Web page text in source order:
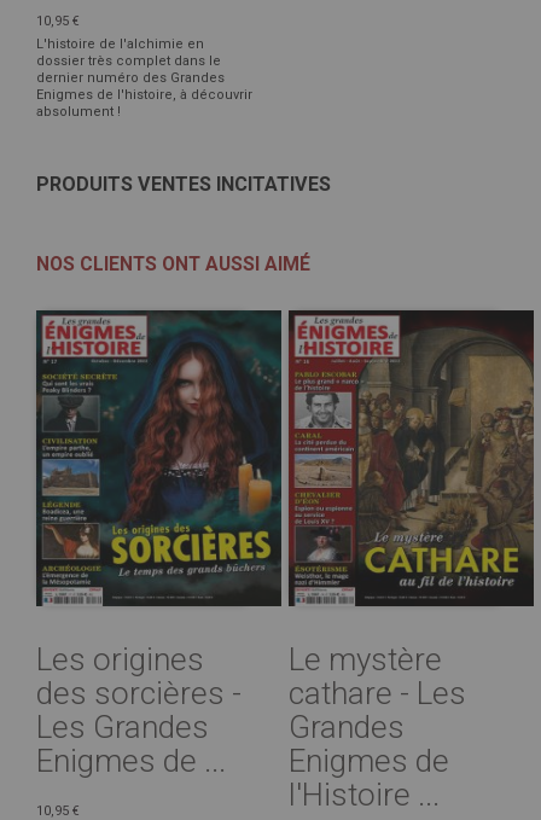
10,95 €
L'histoire de l'alchimie en
dossier très complet dans le
dernier numéro des Grandes
Enigmes de l'histoire, à découvrir
absolument !
PRODUITS VENTES INCITATIVES
NOS CLIENTS ONT AUSSI AIMÉ
Les origines
des sorcières -
Les Grandes
Enigmes de ...
10,95 €
Le mystère
cathare - Les
Grandes
Enigmes de
l'Histoire ...